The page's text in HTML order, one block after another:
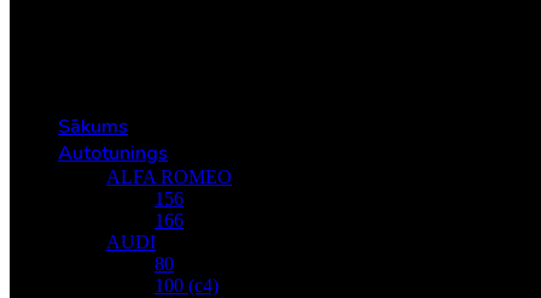
Sākums
Autotunings
ALFA ROMEO
156
166
AUDI
80
100 (c4)